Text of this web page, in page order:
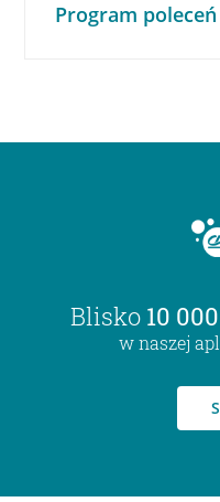
Program poleceń
Blisko 10
w naszej